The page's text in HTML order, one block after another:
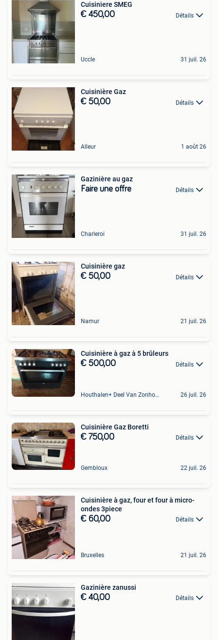
Cuisiniere SMEG
€ 450,00 Détails
Uccle 31 juil. 26
Cuisinière Gaz
€ 50,00 Détails
Alleur 1 août 26
Gazinière au gaz
Faire une offre Détails
Charleroi 31 juil. 26
Cuisinière gaz
€ 50,00 Détails
Namur 21 juil. 26
Cuisinière à gaz à 5 brûleurs
€ 500,00 Détails
Houthalen+ Deel Van Zonhoven En Zolder 26 juil. 26
Cuisinière Gaz Boretti
€ 750,00 Détails
Gembloux 22 juil. 26
Cuisinière à gaz, four et four à micro-
ondes 3piece
€ 60,00 Détails
Bruxelles 21 juil. 26
Gazinière zanussi
€ 40,00 Détails